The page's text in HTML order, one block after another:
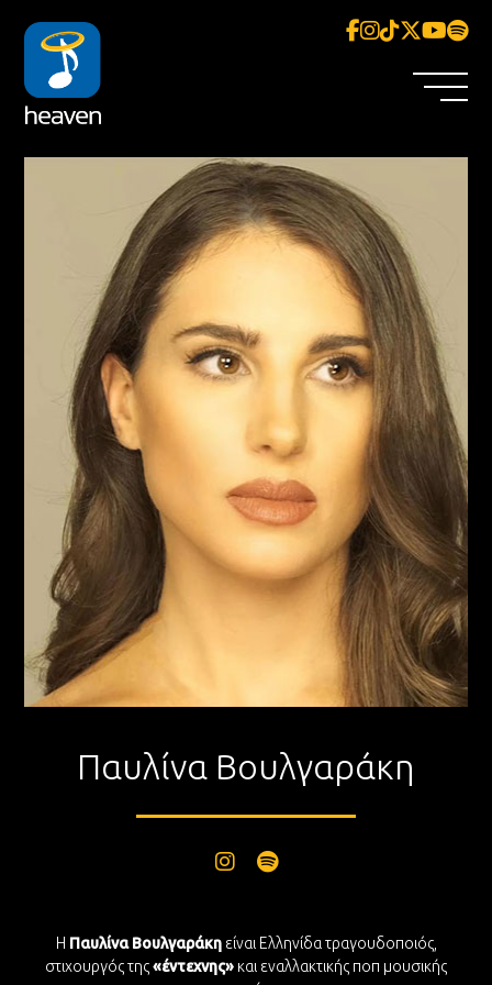
Παυλίνα Βουλγαράκη
Η Παυλίνα Βουλγαράκηείναι Ελληνίδα τραγουδοποιός,
στιχουργός της«έντεχνης» και εναλλακτικής ποπ μουσικής